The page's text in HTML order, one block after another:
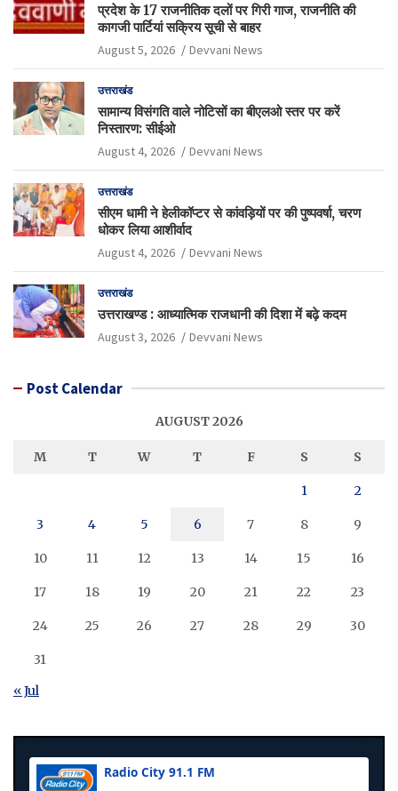
प्रदेश के 17 राजनीतिक दलों पर गिरी गाज, राजनीति की
कागजी पार्टियां सक्रिय सूची से बाहर
August 5, 2026 Devvani News
उत्तराखंड
सामान्य विसंगति वाले नोटिसों का बीएलओ स्तर पर करें
निस्तारण: सीईओ
August 4, 2026 Devvani News
उत्तराखंड
सीएम धामी ने हेलीकॉप्टर से कांवड़ियों पर की पुष्पवर्षा, चरण
धोकर लिया आशीर्वाद
August 4, 2026 Devvani News
उत्तराखंड
उत्तराखण्ड : आध्यात्मिक राजधानी की दिशा में बढ़े कदम
August 3, 2026 Devvani News
Post Calendar
AUGUST 2026
M T W T F S S
1 2
3 4 5 6 7 8 9
10 11 12 13 14 15 16
17 18 19 20 21 22 23
24 25 26 27 28 29 30
31
« Jul